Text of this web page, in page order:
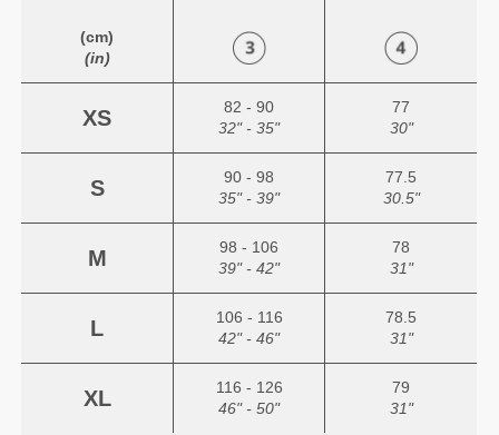
(cm)
(in)
XS
82 - 90
32" - 35"
77
30"
S
90 - 98
35" - 39"
77.5
30.5"
M
98 - 106
39" - 42"
78
31"
L
106 - 116
42" - 46"
78.5
31"
XL
116 - 126
46" - 50"
79
31"